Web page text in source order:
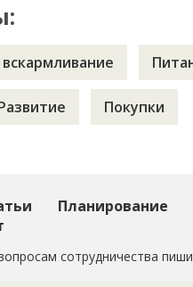
Покупки
Планирование
сотрудничества